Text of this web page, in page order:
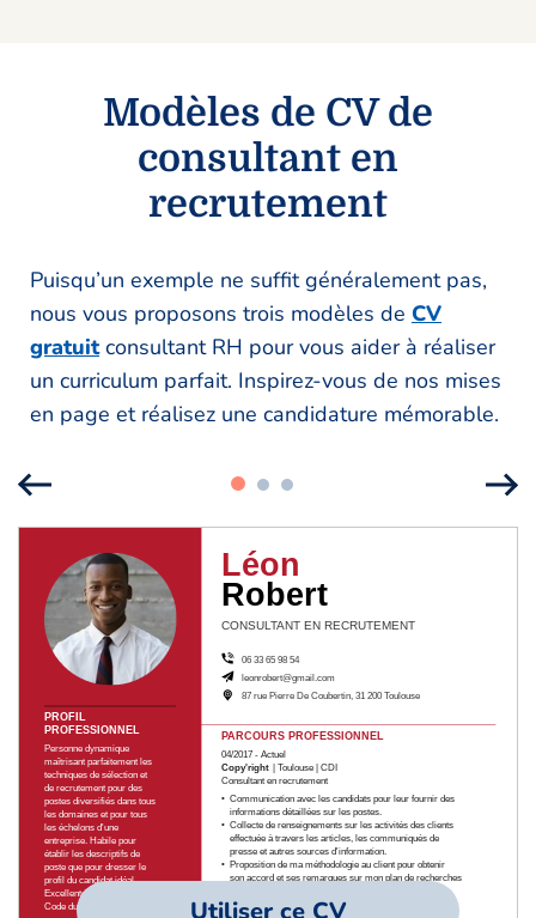
Modèles de CV de
consultant en
recrutement
Puisqu’un exemple ne suffit généralement pas,
nous vous proposons trois modèles de CV
gratuitconsultant RH pour vous aider à réaliser
un curriculum parfait. Inspirez-vous de nos mises
en page et réalisez une candidature mémorable.
Utiliser ce CV